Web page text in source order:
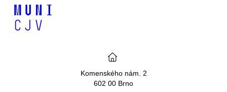
Komenského nám. 2
602 00 Brno